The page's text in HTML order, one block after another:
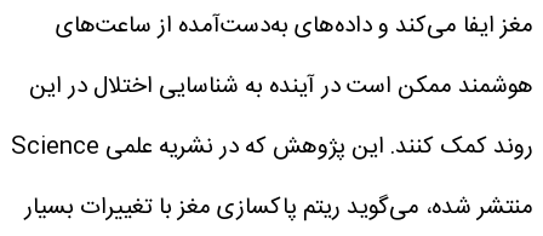
مغز ایفا می‌کند و داده‌های به‌دست‌آمده از ساعت‌های
هوشمند ممکن است در آینده به شناسایی اختلال در این
روند کمک کنند.
این پژوهش که در نشریه علمی Science
منتشر شده، می‌گوید ریتم پاکسازی مغز با تغییرات بسیار